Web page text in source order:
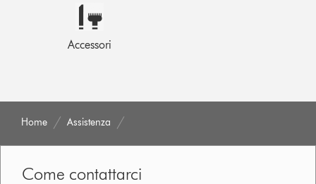
Accessori
Home Assistenza
Come contattarci